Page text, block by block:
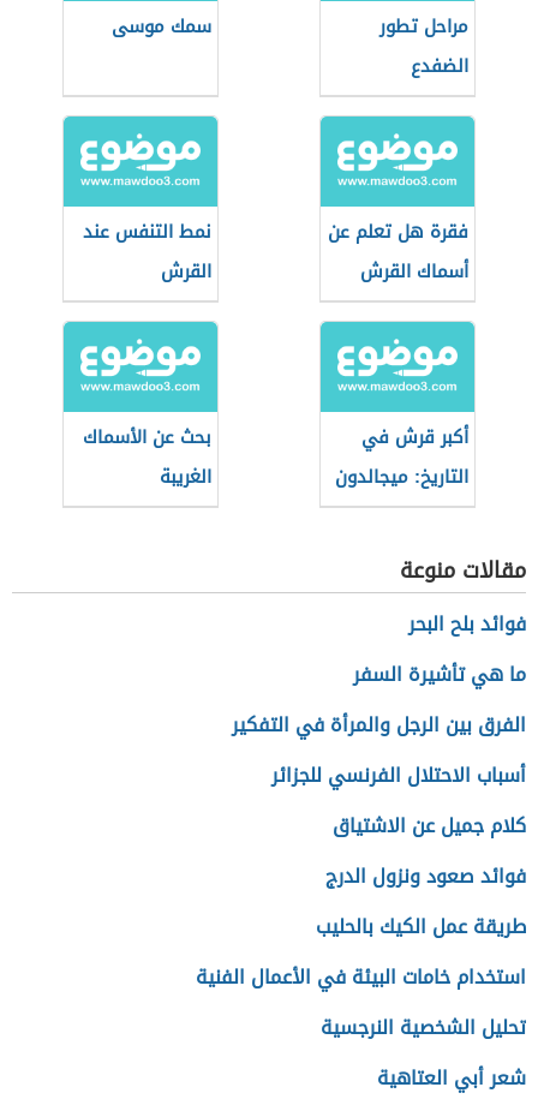
مراحل تطور
الضفدع
سمك موسى
فقرة هل تعلم عن
أسماك القرش
نمط التنفس عند
القرش
أكبر قرش في
التاريخ: ميجالدون
بحث عن الأسماك
الغريبة
مقالات منوعة
فوائد بلح البحر
ما هي تأشيرة السفر
الفرق بين الرجل والمرأة في التفكير
أسباب الاحتلال الفرنسي للجزائر
كلام جميل عن الاشتياق
فوائد صعود ونزول الدرج
طريقة عمل الكيك بالحليب
استخدام خامات البيئة في الأعمال الفنية
تحليل الشخصية النرجسية
شعر أبي العتاهية